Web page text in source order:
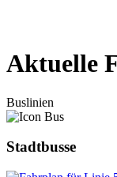
Aktuelle
Buslinien
Stadtbusse